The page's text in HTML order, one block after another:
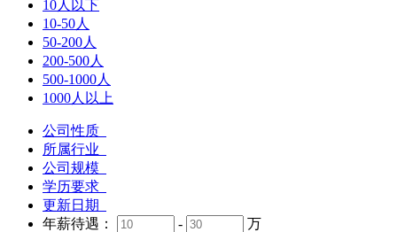
10人以下
10-50人
50-200人
200-500人
500-1000人
1000人以上
公司性质
所属行业
公司规模
学历要求
更新日期
年薪待遇：
-
万